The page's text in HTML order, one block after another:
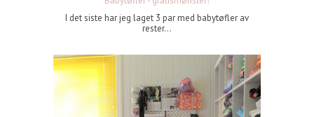
I det siste har jeg laget 3 par med babytøfler av
rester...